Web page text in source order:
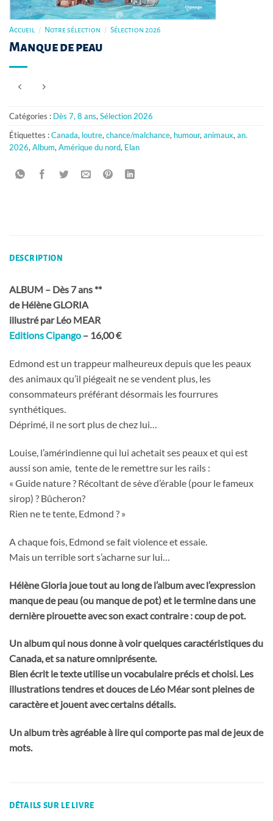
Accueil / Notre sélection / Sélection 2026
Manque de peau
Catégories : Dès 7, 8 ans,Sélection 2026
Étiquettes :Canada, loutre,chance/malchance, humour,animaux,an.
2026,Album,Amérique du nord, Elan
DESCRIPTION
ALBUM – Dès 7 ans **
de Hélène GLORIA
illustré par Léo MEAR
Editions Cipango – 16,00 €
Edmond est un trappeur malheureux depuis que les peaux
des animaux qu’il piégeait ne se vendent plus, les
consommateurs préférant désormais les fourrures
synthétiques.
Déprimé, il ne sort plus de chez lui…
Louise, l’amérindienne qui lui achetait ses peaux et qui est
aussi son amie, tente de le remettre sur les rails :
« Guide nature ? Récoltant de sève d’érable (pour le fameux
sirop) ? Bûcheron?
Rien ne te tente, Edmond ? »
A chaque fois, Edmond se fait violence et essaie.
Mais un terrible sort s’acharne sur lui…
Hélène Gloria joue tout au long de l’album avec l’expression
manque de peau (ou manque de pot) et le termine dans une
dernière pirouette avec son exact contraire : coup de pot.
Un album qui nous donne à voir quelques caractéristiques du
Canada, et sa nature omniprésente.
Bien écrit le texte utilise un vocabulaire précis et choisi. Les
illustrations tendres et douces de Léo Méar sont pleines de
caractère et jouent avec certains détails.
Un album très agréable à lire qui comporte pas mal de jeux de
mots.
DÉTAILS SUR LE LIVRE